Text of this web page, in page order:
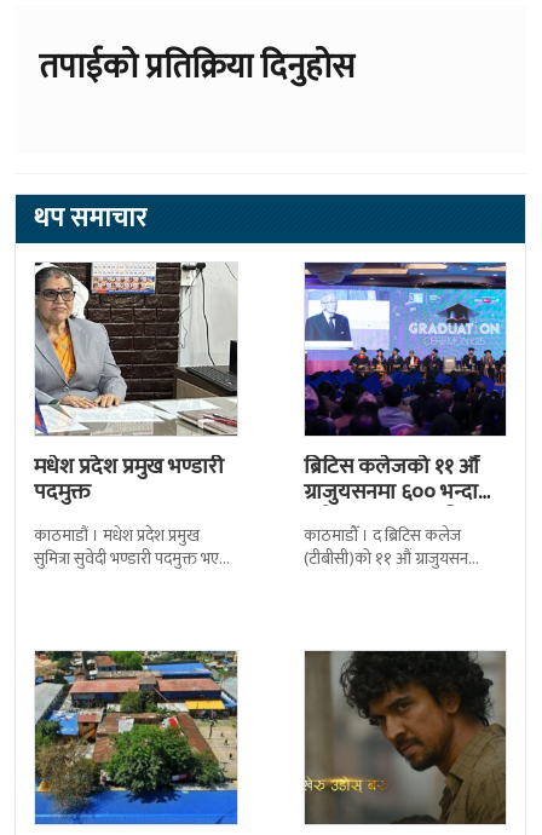
तपाईको प्रतिक्रिया दिनुहोस
थप समाचार
मधेश प्रदेश प्रमुख भण्डारी
पदमुक्त
काठमाडौं । मधेश प्रदेश प्रमुख
सुमित्रा सुवेदी भण्डारी पदमुक्त भएकी
ब्रिटिस कलेजको ११ औँ
ग्राजुयसनमा ६०० भन्दा
बढी ग्राजुयट सम्मानित
काठमाडौँ । द ब्रिटिस कलेज
(टीबीसी)को ११ औं ग्राजुयसन